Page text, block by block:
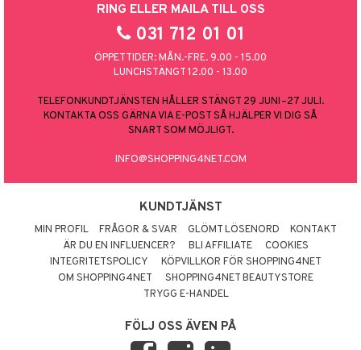
RING ELLER MAILA TILL OSS
031 712 01 01
ÖPPETTIDER: MÅN.-FRE. 9.00 - 15.00
LUNCHSTÄNGT 12.00 - 13.00
TELEFONKUNDTJÄNSTEN HÅLLER STÄNGT 29 JUNI–27 JULI.
KONTAKTA OSS GÄRNA VIA E-POST SÅ HJÄLPER VI DIG SÅ
SNART SOM MÖJLIGT.
INFO@SHOPPING4NET.COM
KUNDTJÄNST
MIN PROFIL FRÅGOR & SVAR GLÖMT LÖSENORD
KONTAKT
ÄR DU EN INFLUENCER?
BLI AFFILIATE
COOKIES
INTEGRITETSPOLICY
KÖPVILLKOR FÖR SHOPPING4NET
OM SHOPPING4NET
SHOPPING4NET BEAUTYSTORE
TRYGG E-HANDEL
FÖLJ OSS ÄVEN PÅ